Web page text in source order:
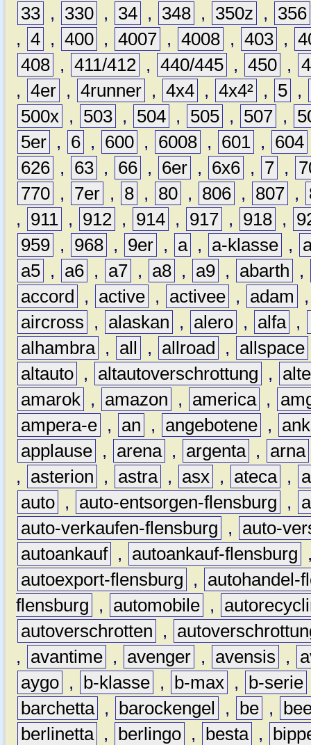
33 , 330 , 34 , 348 , 350z ,
356
, 4 , 400 , 4007 , 4008 , 403 ,
408 , 411/412 , 440/445 , 450 ,
, 4er , 4runner , 4x4 , 4x4² , 5 ,
500x , 503 , 504 , 505 , 507 ,
5er , 6 , 600 , 6008 , 601 , 604
626 , 63 , 66 , 6er , 6x6 , 7 ,
770 , 7er , 8 , 80 , 806 , 807 ,
,
911 , 912 , 914 , 917 , 918 ,
959 , 968 , 9er , a , a-klasse ,
a5 , a6 , a7 , a8 , a9 , abarth
,
accord
, active , activee , adam
aircross
, alaskan , alero , alfa ,
alhambra , all , allroad , allspace
altauto , altautoverschrottung ,
amarok , amazon , america ,
ampera-e , an , angebotene ,
applause , arena , argenta , arna
,
asterion , astra , asx , ateca ,
auto , auto-entsorgen-flensburg ,
auto-verkaufen-flensburg
,
auto-
autoankauf , autoankauf-flensburg
autoexport-flensburg
,
autohandel-
flensburg
, automobile ,
autoverschrotten
,
,
avantime , avenger , avensis ,
aygo , b-klasse , b-max , b-serie
barchetta , barockengel , be ,
berlinetta , berlingo , besta ,